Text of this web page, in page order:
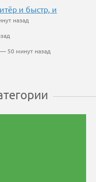
и быстр, и
назад
— 50 минут назад